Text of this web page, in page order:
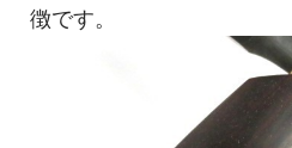
徴です。